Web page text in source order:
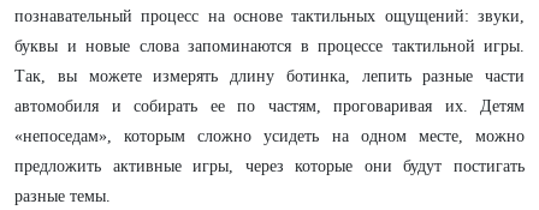
познавательный процесс на основе тактильных ощущений: звуки,
буквы и новые слова запоминаются в процессе тактильной игры.
Так, вы можете измерять длину ботинка, лепить разные части
автомобиля и собирать ее по частям, проговаривая их. Детям
«непоседам», которым сложно усидеть на одном месте, можно
предложить активные игры, через которые они будут постигать
разные темы.